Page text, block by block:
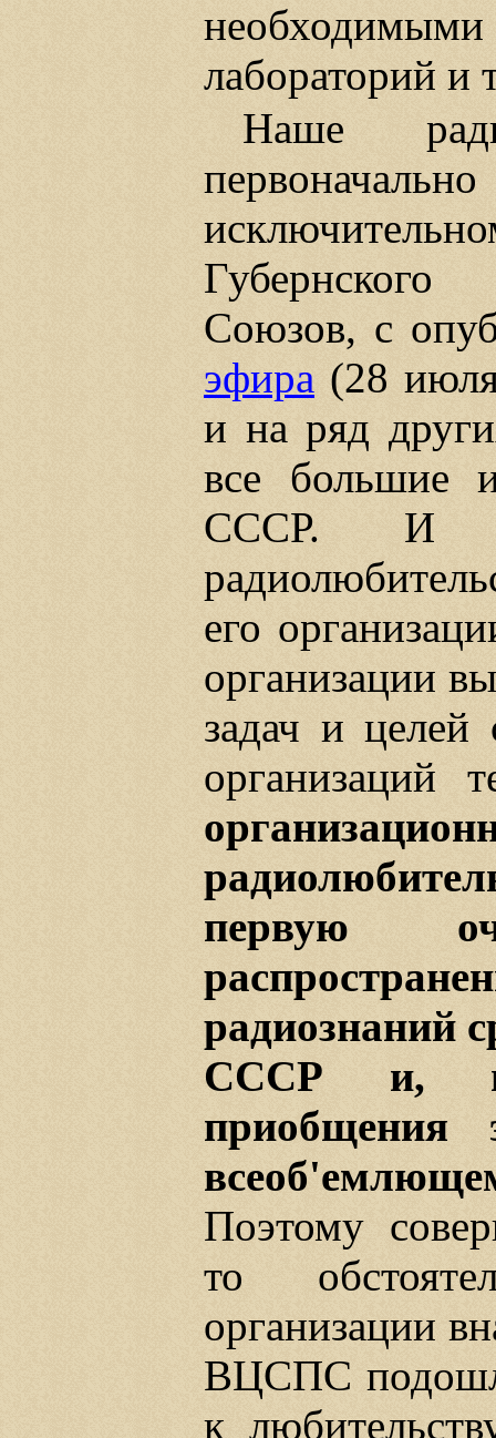
лабораторий и
Наше
Союзов, с
эфира (28
и на ряд
все большие
СССР. И
его
организации
задач и целей
организаций
первую
радиознаний
СССР и,
Поэтому
то
организации
ВЦСПС
к